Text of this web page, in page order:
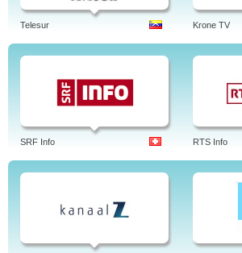
Telesur Krone TV
SRF Info RTS Info